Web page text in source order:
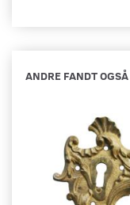
ANDRE FANDT OGSÅ